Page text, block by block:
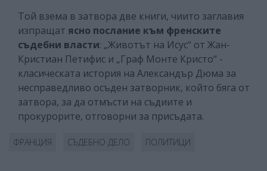
Той взема в затвора две книги, чиито заглавия
изпращат ясно послание към френските
съдебни власти: „Животът на Исус“ от Жан-
Кристиан Петифис и „Граф Монте Кристо“ -
класическата история на Александър Дюма за
несправедливо осъден затворник, който бяга от
затвора, за да отмъсти на съдиите и
прокурорите, отговорни за присъдата.
ФРАНЦИЯ СЪДЕБНО ДЕЛО ПОЛИТИЦИ